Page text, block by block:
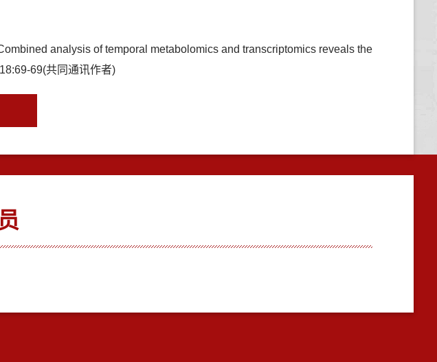
analysis of temporal metabolomics and transcriptomics reveals the
69(共同通讯作者)